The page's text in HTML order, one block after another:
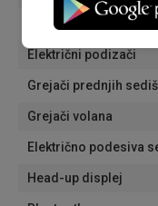
Tonirana stakla
Električni podizači
Grejači prednjih
Grejači volana
Električno podesiva
Head-up displej